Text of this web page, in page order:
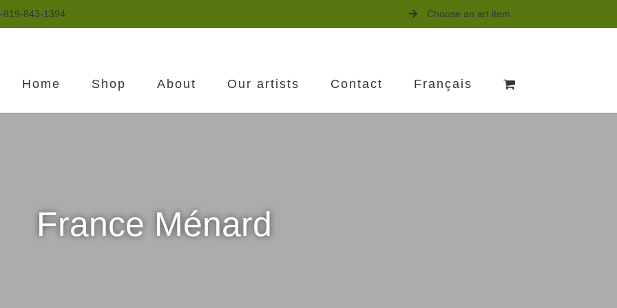
819-843-1394 Choose an art item
Home Shop About Our artists Contact Français
France Ménard